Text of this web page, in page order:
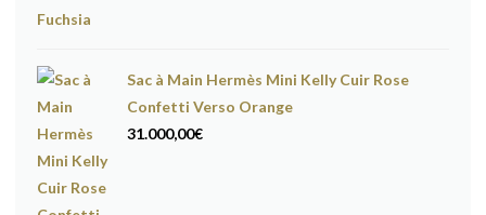
Sac à Main Hermès Mini Kelly Cuir Rose
Confetti Verso Orange
31.000,00€